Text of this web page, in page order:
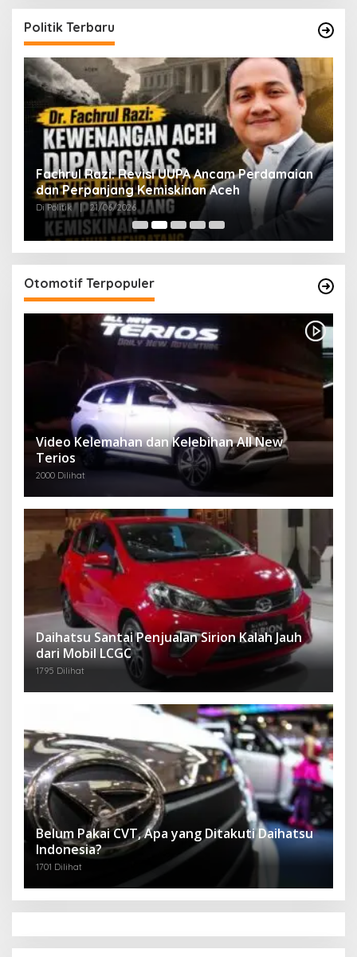
Politik Terbaru
Fachrul Razi: Revisi UUPA Ancam Perdamaian
dan Perpanjang Kemiskinan Aceh
Di Politik 21/06/2026
Otomotif Terpopuler
Video Kelemahan dan Kelebihan All New
Terios
2000 Dilihat
Daihatsu Santai Penjualan Sirion Kalah Jauh
dari Mobil LCGC
1795 Dilihat
Belum Pakai CVT, Apa yang Ditakuti Daihatsu
Indonesia?
1701 Dilihat